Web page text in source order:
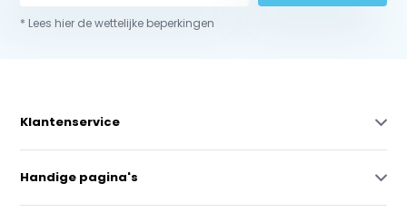
* Lees hier de wettelijke beperkingen
Klantenservice
Handige pagina's